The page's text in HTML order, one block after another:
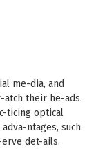
me-dia, and
their he-ads.
ticing optical
ntages, such
det-ails.